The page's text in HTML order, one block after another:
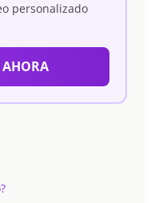
personalizado